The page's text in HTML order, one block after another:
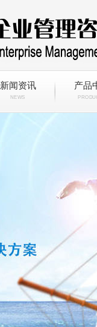
新闻资讯
NEWS
产品